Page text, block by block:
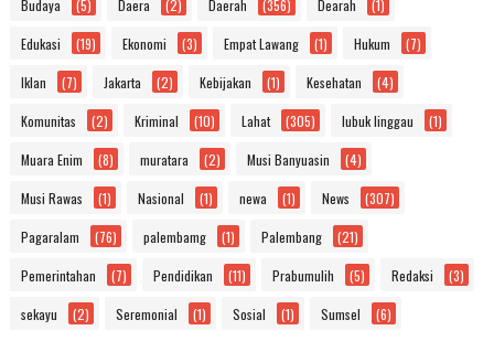
Budaya (5) Daera (2) Daerah (356) Dearah (1)
Edukasi (19) Ekonomi (3) Empat Lawang (1) Hukum (7)
Iklan (7) Jakarta (2) Kebijakan (1) Kesehatan (4)
Komunitas (2) Kriminal (10) Lahat (305) lubuk linggau (1)
Muara Enim (8) muratara (2) Musi Banyuasin (4)
Musi Rawas (1) Nasional (1) newa (1) News (307)
Pagaralam (76) palembamg (1) Palembang (21)
Pemerintahan (7) Pendidikan (11) Prabumulih (5) Redaksi (3)
sekayu (2) Seremonial (1) Sosial (1) Sumsel (6)